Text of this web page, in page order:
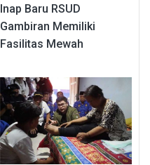
Inap Baru RSUD
Gambiran Memiliki
Fasilitas Mewah